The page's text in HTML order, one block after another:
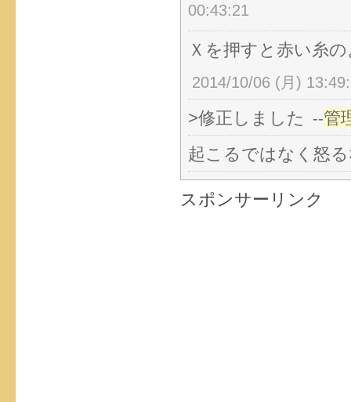
00:43:21
Ｘを押すと赤い糸
2014/10/06 (月)
>修正しました --管
起こるではなく怒
スポンサーリンク